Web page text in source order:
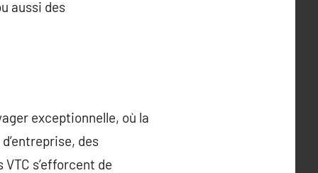
aussi des
exceptionnelle, où la
des
s’efforcent de